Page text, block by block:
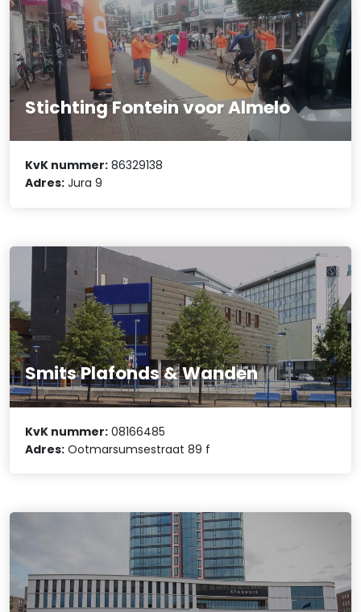
Stichting Fontein voor Almelo
KvK nummer: 86329138
Adres: Jura 9
Smits Plafonds & Wanden
KvK nummer: 08166485
Adres: Ootmarsumsestraat 89 f